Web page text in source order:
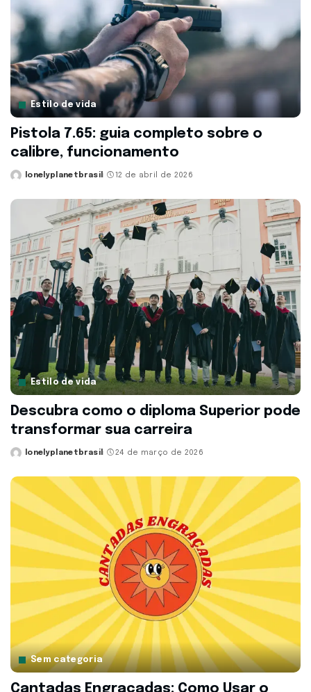
Estilo de vida
Pistola 7.65: guia completo sobre o
calibre, funcionamento
Posted
lonelyplanetbrasil 12 de abril de 2026
Estilo de vida
Descubra como o diploma Superior pode
transformar sua carreira
Posted
lonelyplanetbrasil 24 de março de 2026
Sem categoria